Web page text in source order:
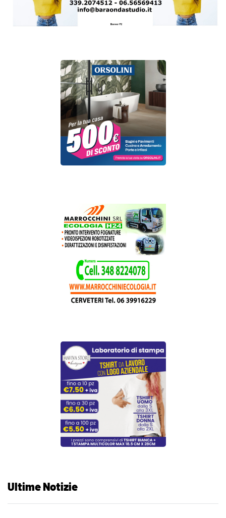
Ultime Notizie